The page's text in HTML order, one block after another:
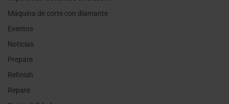
Máquina de corte con diamante
Eventos
Noticias
Prepare
Refinish
Repare